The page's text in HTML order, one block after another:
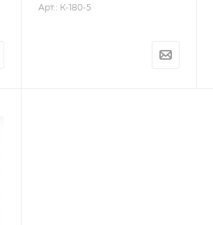
Арт.: К-180-5